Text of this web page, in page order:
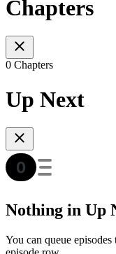
Chapters
0 Chapters
Up Next
Nothing in Up
You can queue